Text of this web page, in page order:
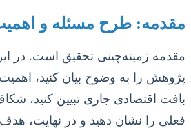
مقدمه: طرح مسئله و
مقدمه زمینه‌چینی تحقیق است. در
پژوهش را به وضوح بیان کنید،
بافت اقتصادی جاری تبیین کنید،
فعلی را نشان دهید و در نهایت،